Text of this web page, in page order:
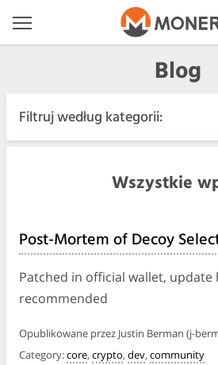
Blog
Filtruj według kategorii:
Wydania
Protokoły
Wszystkie
Post-Mortem of Decoy
Patched in official wallet, update
recommended
Opublikowane przez Justin Berman (j-
Category:core, crypto, dev, community